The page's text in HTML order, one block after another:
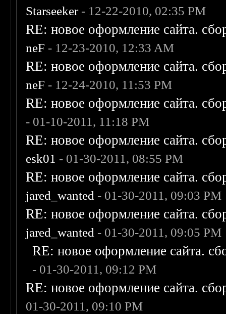
Starseeker- 12-22-2010, 02:35 PM
RE: новое оформление сайта.
neF - 12-23-2010, 12:33 AM
RE: новое оформление сайта.
neF - 12-24-2010, 11:53 PM
RE: новое оформление сайта.
- 01-10-2011, 11:18 PM
RE: новое оформление сайта.
esk01 - 01-30-2011, 08:55 PM
RE: новое оформление сайта.
jared_wanted - 01-30-2011, 09:03 PM
RE: новое оформление сайта.
jared_wanted - 01-30-2011, 09:05 PM
RE: новое оформление сайта.
- 01-30-2011, 09:12 PM
RE: новое оформление сайта.
01-30-2011, 09:10 PM